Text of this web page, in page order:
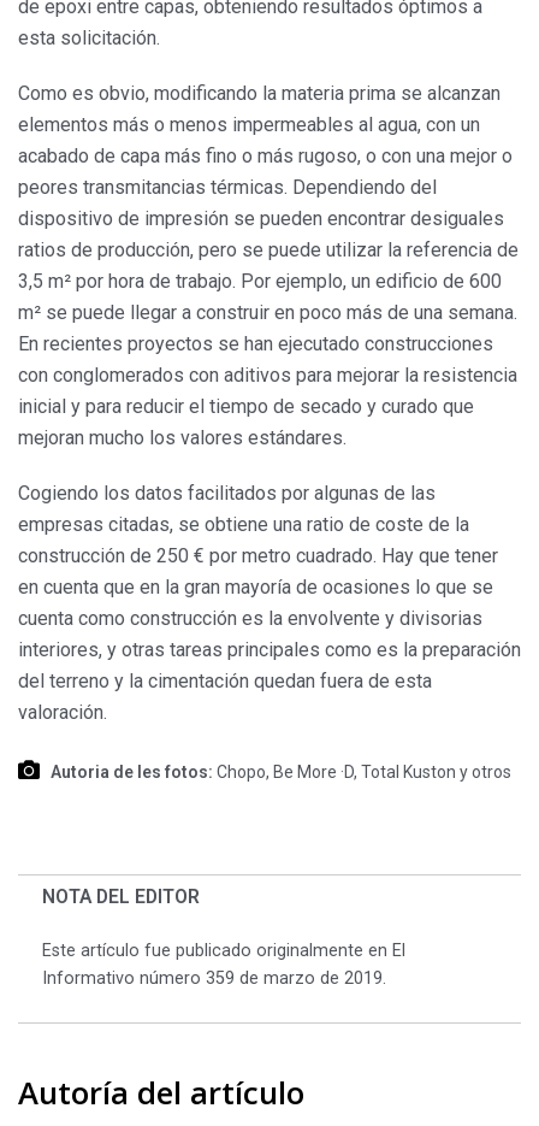
de epoxi entre capas, obteniendo resultados óptimos a
esta solicitación.
Como es obvio, modificando la materia prima se alcanzan
elementos más o menos impermeables al agua, con un
acabado de capa más fino o más rugoso, o con una mejor o
peores transmitancias térmicas. Dependiendo del
dispositivo de impresión se pueden encontrar desiguales
ratios de producción, pero se puede utilizar la referencia de
3,5 m² por hora de trabajo. Por ejemplo, un edificio de 600
m² se puede llegar a construir en poco más de una semana.
En recientes proyectos se han ejecutado construcciones
con conglomerados con aditivos para mejorar la resistencia
inicial y para reducir el tiempo de secado y curado que
mejoran mucho los valores estándares.
Cogiendo los datos facilitados por algunas de las
empresas citadas, se obtiene una ratio de coste de la
construcción de 250 € por metro cuadrado. Hay que tener
en cuenta que en la gran mayoría de ocasiones lo que se
cuenta como construcción es la envolvente y divisorias
interiores, y otras tareas principales como es la preparación
del terreno y la cimentación quedan fuera de esta
valoración.
Autoria de les fotos: Chopo, Be More ·D, Total Kuston y otros
NOTA DEL EDITOR
Este artículo fue publicado originalmente en El
Informativo número 359 de marzo de 2019.
Autoría del artículo